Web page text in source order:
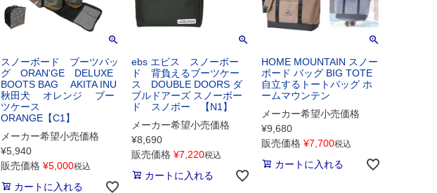
スノーボード ブーツバッ
グ ORAN'GE DELUXE
BOOTS BAG AKITA INU
秋田犬 オレンジ ブー
ツケース
ORANGE【C1】
メーカー希望小売価格
¥5,940
販売価格 ¥5,000税込
カートに入れる
ebs エビス スノーボー
ド 背負えるブーツケー
ス DOUBLE DOORS ダ
ブルドアーズ スノーボー
ド スノボー 【N1】
メーカー希望小売価格
¥8,690
販売価格 ¥7,220税込
カートに入れる
HOME MOUNTAIN スノー
ボード バッグ BIG TOTE
自立するトートバッグ ホ
ームマウンテン
メーカー希望小売価格
¥9,680
販売価格 ¥7,700税込
カートに入れる